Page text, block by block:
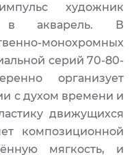
художник
в акварель. В
монохромных
серий 70-80-
организует
с духом времени и
движущихся
композиционной
мягкость, и